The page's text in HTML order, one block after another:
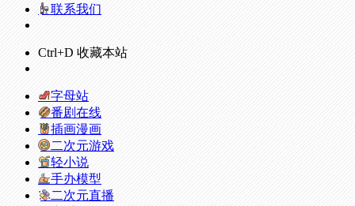
联系我们
Ctrl+D 收藏本站
字母站
番剧在线
插画漫画
二次元游戏
轻小说
手办模型
二次元直播